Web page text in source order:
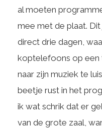
al moeten
mee met de plaat.
direct drie dagen,
koptelefoons op een
naar zijn muziek te
beetje rust in het
ik wat schrik dat er
van de grote zaal,